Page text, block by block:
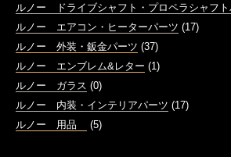
ルノー ドライブシャフト・プロペラシャフト
ルノー エアコン・ヒーターパーツ (17)
ルノー 外装・鈑金パーツ (37)
ルノー エンブレム&レター (1)
ルノー ガラス (0)
ルノー 内装・インテリアパーツ (17)
ルノー 用品
(5)